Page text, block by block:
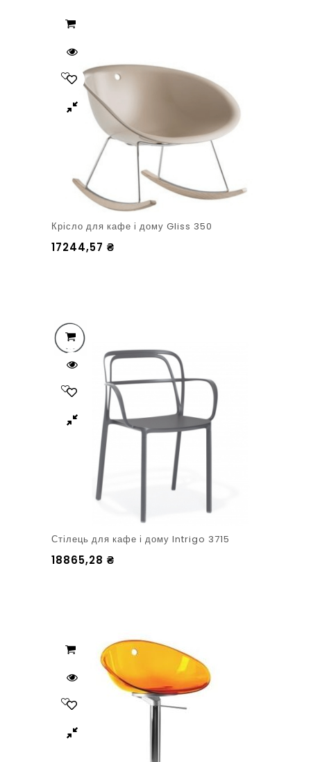
Крісло для кафе і дому Gliss 350
17244,57 ₴
Стілець для кафе і дому Intrigo 3715
18865,28 ₴